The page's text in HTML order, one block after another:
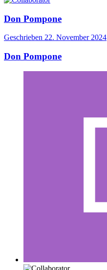
Don Pompone
Geschrieben 22. November 2024
Don Pompone